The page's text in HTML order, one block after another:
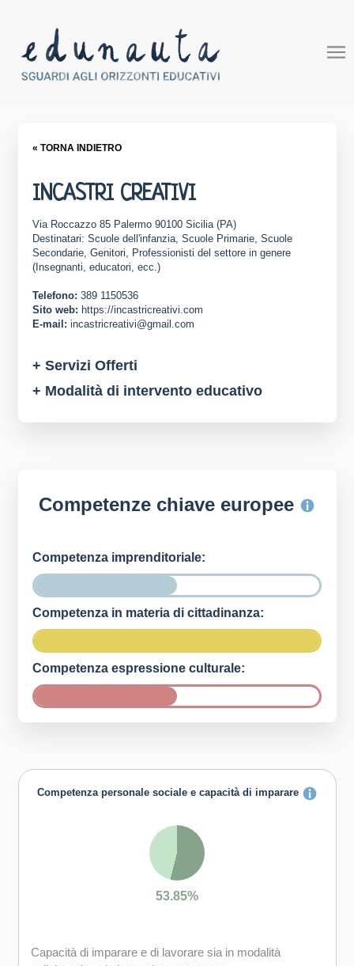
« TORNA INDIETRO
INCASTRI CREATIVI
Via Roccazzo 85 Palermo 90100 Sicilia (PA)
Destinatari: Scuole dell'infanzia, Scuole Primarie, Scuole
Secondarie, Genitori, Professionisti del settore in genere
(Insegnanti, educatori, ecc.)
Telefono: 389 1150536
Sito web: https://incastricreativi.com
E-mail: incastricreativi@gmail.com
+ Servizi Offerti
+ Modalità di intervento educativo
Competenze chiave europee
Competenza imprenditoriale:
Competenza in materia di cittadinanza:
Competenza espressione culturale:
Competenza personale sociale e capacità di imparare
53.85%
Capacità di imparare e di lavorare sia in modalità